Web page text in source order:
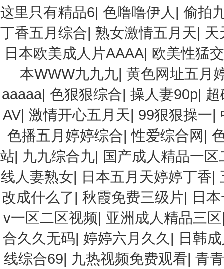
这里只有精品6|色噜噜伊人 |偷拍
丁香五月综合| 熟女激情五月天| 天
日本欧美成人片AAAA| 欧美性猛
本WWW九九九|黄色网址五月
aaaaa|色狠狠综合|操人妻90p|
AV| 激情开心五月天| 99狠狠操一|
色播五月婷婷综合|性爱综合网|
站| 九九综合九| 国产成人精品一
线人妻熟女| 日本五月天婷婷丁香|
改成什么了|秋霞免费三级片| 日
v一区二区视频| 亚洲成人精品三区
合久久无码| 婷婷六月久久 | 日韩
线综合69| 九热视频免费观看|青